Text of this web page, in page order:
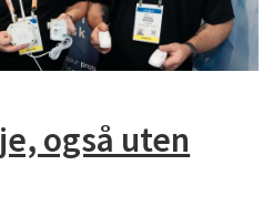
også uten